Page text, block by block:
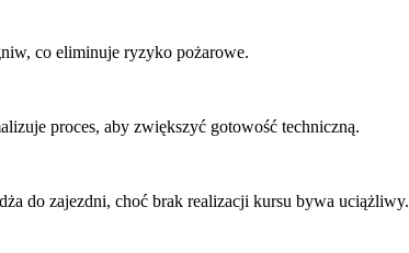
co eliminuje ryzyko pożarowe.
proces, aby zwiększyć gotowość techniczną.
do zajezdni, choć brak realizacji kursu bywa uciążliwy.